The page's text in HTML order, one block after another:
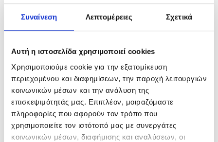
Συναίνεση Λεπτομέρειες Σχετικά
Αυτή η ιστοσελίδα χρησιμοποιεί cookies
Χρησιμοποιούμε cookie για την εξατομίκευση
περιεχομένου και διαφημίσεων, την παροχή λειτουργιών
κοινωνικών μέσων και την ανάλυση της
επισκεψιμότητάς μας. Επιπλέον, μοιραζόμαστε
πληροφορίες που αφορούν τον τρόπο που
χρησιμοποιείτε τον ιστότοπό μας με συνεργάτες
κοινωνικών μέσων, διαφήμισης και αναλύσεων, οι